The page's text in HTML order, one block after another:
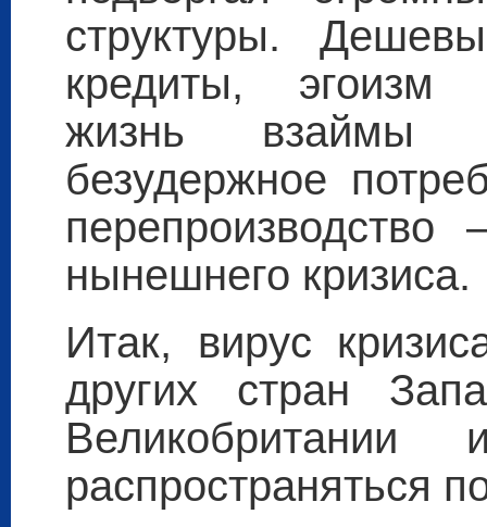
структуры.
кредиты, эгоизм
жизнь взаймы
безудержное
нынешнего кризиса.
Итак, вирус
других стран
распространяться